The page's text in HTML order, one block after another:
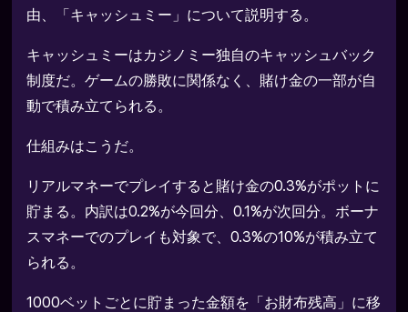
由、「キャッシュミー」について説明する。
キャッシュミーはカジノミー独自のキャッシュバック
制度だ。ゲームの勝敗に関係なく、賭け金の一部が自
動で積み立てられる。
仕組みはこうだ。
リアルマネーでプレイすると賭け金の0.3%がポットに
貯まる。内訳は0.2%が今回分、0.1%が次回分。ボーナ
スマネーでのプレイも対象で、0.3%の10%が積み立て
られる。
1000ベットごとに貯まった金額を「お財布残高」に移